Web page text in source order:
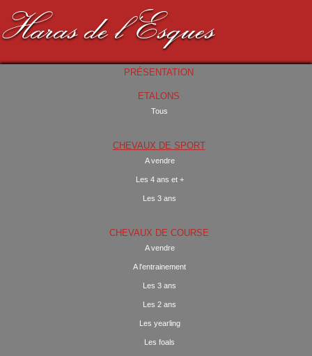
Haras de l'Esques
PRÉSENTATION
ETALONS
Tous
CHEVAUX DE SPORT
A vendre
Les 4 ans et +
Les 3 ans
CHEVAUX DE COURSE
A vendre
A l'entrainement
Les 3 ans
Les 2 ans
Les yearling
Les foals